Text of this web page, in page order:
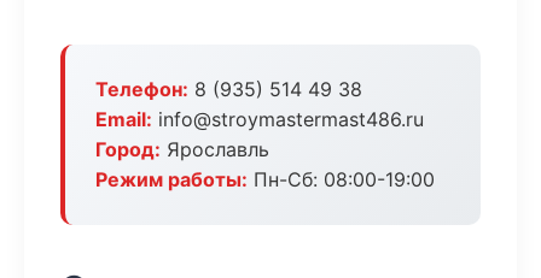
Телефон: 8 (935) 514 49 38
Email: info@stroymastermast486.ru
Город: Ярославль
Режим работы: Пн-Сб: 08:00-19:00